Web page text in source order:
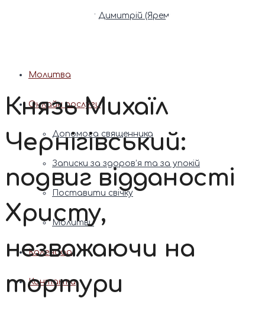
Патріарх Димитрій (Ярема)
Молитва
Онлайн послуги
Допомога священника
Записки за здоров’я та за упокій
Поставити свічку
Молитви
Календар
Контакти
Князь Михаїл
Чернігівський:
подвиг відданості
Христу,
незважаючи на
тортури